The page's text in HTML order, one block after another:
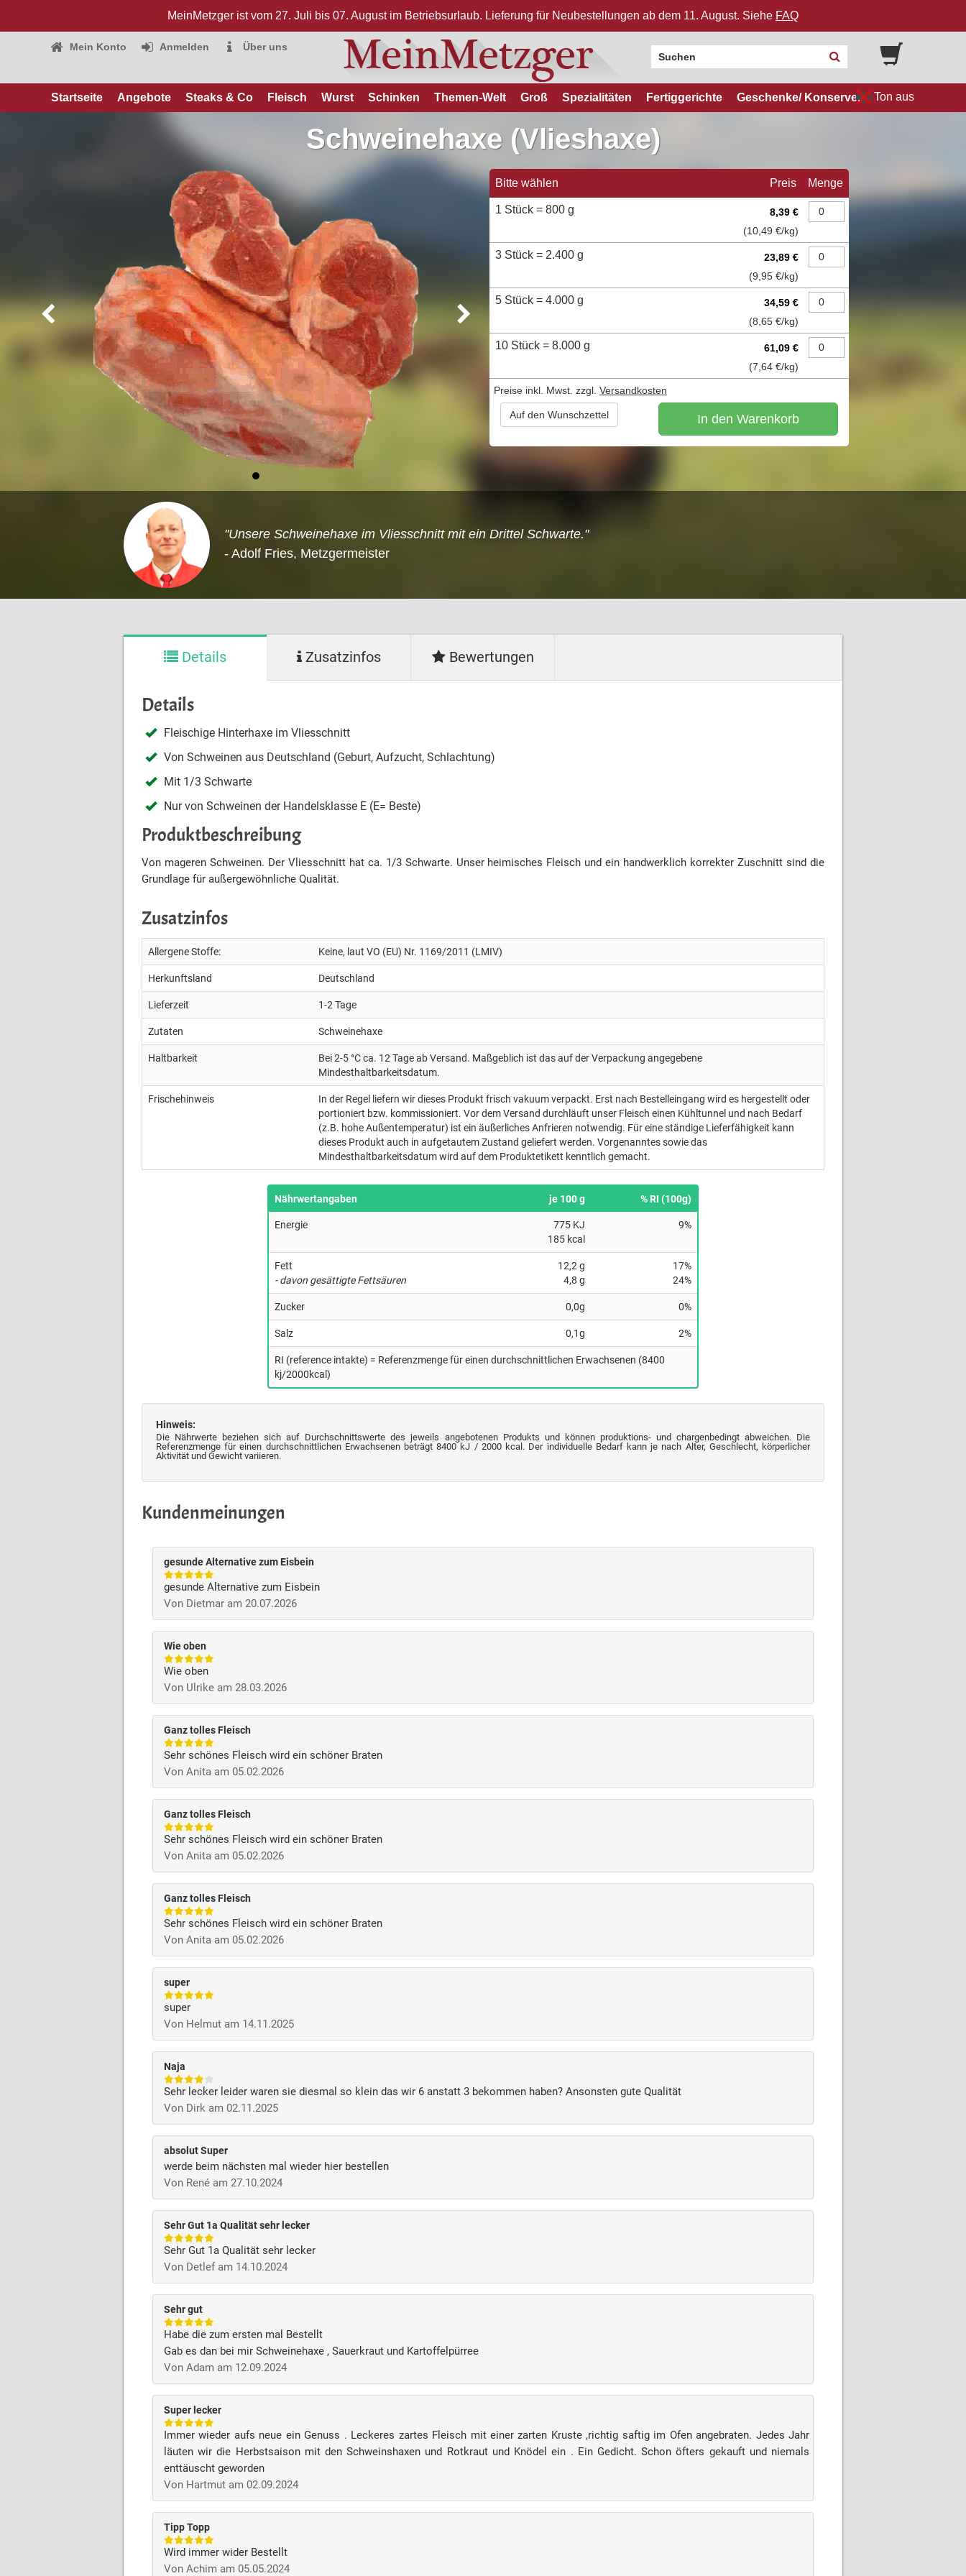
MeinMetzger ist vom 27. Juli bis 07. August im Betriebsurlaub. Lieferung für Neubestellungen ab dem 11. August. Siehe FAQ
Mein Konto Anmelden Über uns
Startseite Angebote Steaks & Co Fleisch Wurst Schinken Themen-Welt Groß Spezialitäten Fertiggerichte Geschenke/ Konserven Ton aus
Schweinehaxe (Vlieshaxe)
Bitte wählen Preis Menge
1 Stück = 800 g
8,39 €
(10,49 €/kg)
3 Stück = 2.400 g
23,89 €
(9,95 €/kg)
5 Stück = 4.000 g
34,59 €
(8,65 €/kg)
10 Stück = 8.000 g
61,09 €
(7,64 €/kg)
Preise inkl. Mwst. zzgl. Versandkosten
In den Warenkorb
Auf den Wunschzettel
"Unsere Schweinehaxe im Vliesschnitt mit ein Drittel Schwarte."
- Adolf Fries, Metzgermeister
Details Zusatzinfos Bewertungen
Details
Fleischige Hinterhaxe im Vliesschnitt
Von Schweinen aus Deutschland (Geburt, Aufzucht, Schlachtung)
Mit 1/3 Schwarte
Nur von Schweinen der Handelsklasse E (E= Beste)
Produktbeschreibung
Von mageren Schweinen. Der Vliesschnitt hat ca. 1/3 Schwarte. Unser heimisches Fleisch und ein handwerklich korrekter Zuschnitt sind die
Grundlage für außergewöhnliche Qualität.
Zusatzinfos
Allergene Stoffe: Keine, laut VO (EU) Nr. 1169/2011 (LMIV)
Herkunftsland Deutschland
Lieferzeit 1-2 Tage
Zutaten Schweinehaxe
Haltbarkeit
Bei 2-5 °C ca. 12 Tage ab Versand. Maßgeblich ist das auf der Verpackung angegebene
Mindesthaltbarkeitsdatum.
Frischehinweis
In der Regel liefern wir dieses Produkt frisch vakuum verpackt. Erst nach Bestelleingang wird es hergestellt oder
portioniert bzw. kommissioniert. Vor dem Versand durchläuft unser Fleisch einen Kühltunnel und nach Bedarf
(z.B. hohe Außentemperatur) ist ein äußerliches Anfrieren notwendig. Für eine ständige Lieferfähigkeit kann
dieses Produkt auch in aufgetautem Zustand geliefert werden. Vorgenanntes sowie das
Mindesthaltbarkeitsdatum wird auf dem Produktetikett kenntlich gemacht.
Nährwertangaben je 100 g % RI (100g)
Energie
775 KJ
185 kcal
9%
Fett
- davon gesättigte Fettsäuren
12,2 g
4,8 g
17%
24%
Zucker 0,0g 0%
Salz 0,1g 2%
RI (reference intakte) = Referenzmenge für einen durchschnittlichen Erwachsenen (8400
kj/2000kcal)
Hinweis:
Die Nährwerte beziehen sich auf Durchschnittswerte des jeweils angebotenen Produkts und können produktions- und chargenbedingt abweichen. Die
Referenzmenge für einen durchschnittlichen Erwachsenen beträgt 8400 kJ / 2000 kcal. Der individuelle Bedarf kann je nach Alter, Geschlecht, körperlicher
Aktivität und Gewicht variieren.
Kundenmeinungen
gesunde Alternative zum Eisbein
gesunde Alternative zum Eisbein
Von Dietmar am 20.07.2026
Wie oben
Wie oben
Von Ulrike am 28.03.2026
Ganz tolles Fleisch
Sehr schönes Fleisch wird ein schöner Braten
Von Anita am 05.02.2026
Ganz tolles Fleisch
Sehr schönes Fleisch wird ein schöner Braten
Von Anita am 05.02.2026
Ganz tolles Fleisch
Sehr schönes Fleisch wird ein schöner Braten
Von Anita am 05.02.2026
super
super
Von Helmut am 14.11.2025
Naja
Sehr lecker leider waren sie diesmal so klein das wir 6 anstatt 3 bekommen haben? Ansonsten gute Qualität
Von Dirk am 02.11.2025
absolut Super
werde beim nächsten mal wieder hier bestellen
Von René am 27.10.2024
Sehr Gut 1a Qualität sehr lecker
Sehr Gut 1a Qualität sehr lecker
Von Detlef am 14.10.2024
Sehr gut
Habe die zum ersten mal Bestellt
Gab es dan bei mir Schweinehaxe , Sauerkraut und Kartoffelpürree
Von Adam am 12.09.2024
Super lecker
Immer wieder aufs neue ein Genuss . Leckeres zartes Fleisch mit einer zarten Kruste ,richtig saftig im Ofen angebraten. Jedes Jahr
läuten wir die Herbstsaison mit den Schweinshaxen und Rotkraut und Knödel ein . Ein Gedicht. Schon öfters gekauft und niemals
enttäuscht geworden
Von Hartmut am 02.09.2024
Tipp Topp
Wird immer wider Bestellt
Von Achim am 05.05.2024